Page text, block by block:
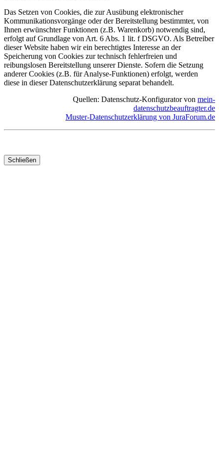
Das Setzen von Cookies, die zur Ausübung elektronischer
Kommunikationsvorgänge oder der Bereitstellung bestimmter, von
Ihnen erwünschter Funktionen (z.B. Warenkorb) notwendig sind,
erfolgt auf Grundlage von Art. 6 Abs. 1 lit. f DSGVO. Als Betreiber
dieser Website haben wir ein berechtigtes Interesse an der
Speicherung von Cookies zur technisch fehlerfreien und
reibungslosen Bereitstellung unserer Dienste. Sofern die Setzung
anderer Cookies (z.B. für Analyse-Funktionen) erfolgt, werden
diese in dieser Datenschutzerklärung separat behandelt.
Quellen: Datenschutz-Konfigurator von mein-
datenschutzbeauftragter.de
Muster-Datenschutzerklärung von JuraForum.de
Schließen